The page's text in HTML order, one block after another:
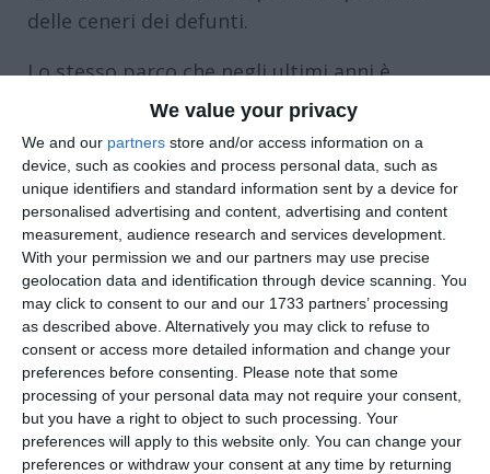
We value your privacy
We and our partners store and/or access information on a
device, such as cookies and process personal data, such as
unique identifiers and standard information sent by a device for
personalised advertising and content, advertising and content
measurement, audience research and services development.
With your permission we and our partners may use precise
geolocation data and identification through device scanning. You
may click to consent to our and our 1733 partners’ processing
as described above. Alternatively you may click to refuse to
consent or access more detailed information and change your
preferences before consenting.
Please note that some
processing of your personal data may not require your consent,
but you have a right to object to such processing. Your
preferences will apply to this website only. You can change your
preferences or withdraw your consent at any time by returning
delle ceneri dei defunti.
Lo stesso parco che negli ultimi anni è
diventato sede di grandi eventi e concerti,
capace di accogliere decine di migliaia di
persone in pochi giorni.
In queste settimane il dibattito si è riacceso
attorno all’arrivo di Vasco Rossi e alle oltre
centomila persone attese nell’area del parco.
Da una parte l’entusiasmo per un evento
capace di portare pubblico, visibilità e
indotto economico. Dall’altra le
preoccupazioni di chi teme l’impatto sul
verde e sulla conservazione di uno dei luoghi
più amati della città.